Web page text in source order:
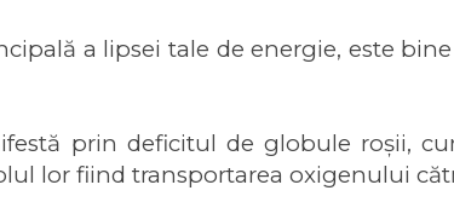
a lipsei tale de energie, este
prin deficitul de globule roșii,
lor fiind transportarea oxigenului